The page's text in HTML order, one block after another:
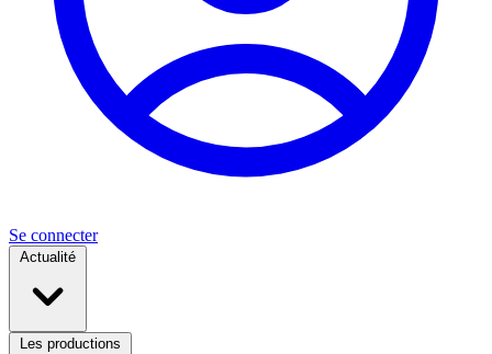
Se connecter
Actualité
Les productions